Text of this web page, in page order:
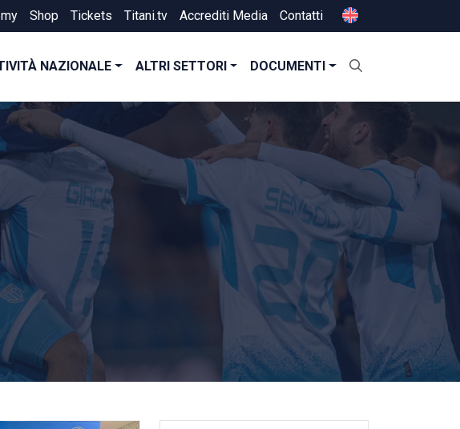
Shop Tickets Titani.tv Accrediti Media Contatti
NAZIONALE ALTRI SETTORI DOCUMENTI